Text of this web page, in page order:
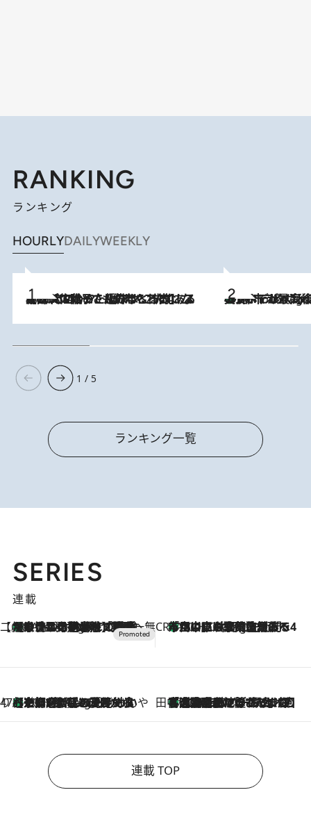
RANKING
ランキング
HOURLYDAILYWEEKLY
2026.8.5
【阿川佐和子さんの年とる力】なぜ70代で始めた趣味は“こんなに楽しい”のか？ ピアノ、俳句…スランプに陥っても続けられる“ある秘訣”とは 10 Hours Ago
美食、デザイン、ホスピタリティのすべてが最高峰！ ノルウェー第4の都市スタヴァンゲルの
1 / 5
ランキング一覧
SERIES
連載
【CREA×星野リゾート】唯一無二。癒しと発見が待つ場所へ
8 Hours Ago
【トンボの足水浴】ヒノキの香りに包まれて涼感マックス！約13℃の湧水かけ流しを避暑地「星野温泉 トンボの湯」で体験 CREA'S CHOICE
10 Hours Ago
「立川にも歌舞伎があるんだよ」 片岡仁左衛門・市川中車ら豪華座組みで4年目の立川立飛歌舞伎へ
47都道府県の手みやげ ひんやりスイーツで夏を満喫
10 Hours Ago
【京都府】この夏絶対食べたい 冷やしておいしいおやつ3選 ひと口目から心を掴む新緑のテリーヌ 田中稲の勝手に再ブーム
2026.8.7
「湘南乃風に憧れて」観客大盛上がりの“タオル回し”に、ラッパー顔負けの高速歌唱まで…さだまさし（74）のアグレッシブすぎる現在地
連載 TOP